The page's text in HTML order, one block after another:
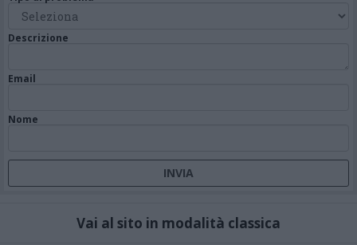
Descrizione
Email
Nome
Vai al sito in modalità classica